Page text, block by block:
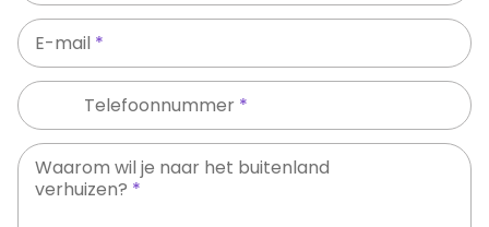
E-mail *
Telefoonnummer *
Waarom wil je naar het buitenland
verhuizen? *